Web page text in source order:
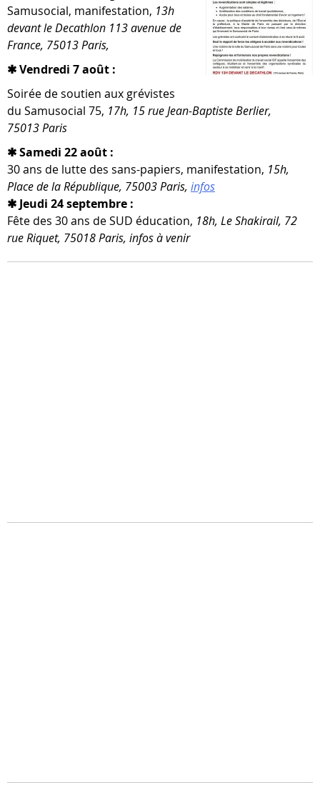
Samusocial, mani­fes­ta­tion, 13h
devant le Decathlon 113 ave­nue de
France, 75013 Paris,
✱ Vendredi 7 août :
Soirée de sou­tien aux gré­vistes
du Samusocial 75, 17h, 15 rue Jean-​Baptiste Berlier,
75013 Paris
✱ Samedi 22 août :
30 ans de lutte des sans-​papiers, mani­fes­ta­tion, 15h,
Place de la République, 75003 Paris, infos
✱ Jeudi 24 septembre :
Fête des 30 ans de SUD édu­ca­tion, 18h, Le Shakirail, 72
rue Riquet, 75018 Paris, infos à venir